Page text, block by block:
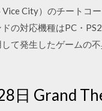
Vice City）のチートコ
の対応機種はPC・
て発生したゲームの
日 Grand